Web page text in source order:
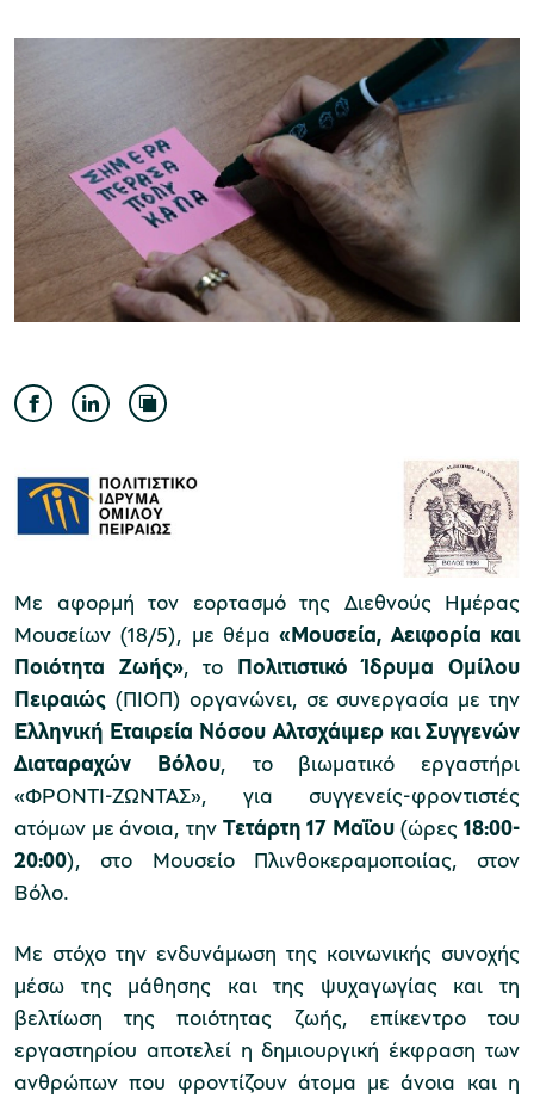
Μουσείο Ελιάς και Ελληνικού Λαδιού
Μουσείο Βιομηχανικής Ελαιουργίας
Λέσβου
Μουσείο Πλινθοκεραμοποιίας N. & Σ.
Τσαλαπάτα
Μουσείο Μαρμαροτεχνίας
Μουσείο Περιβάλλοντος Στυμφαλίας
Μουσείο Μαστίχας Χίου
Μουσείο Αργυροτεχνίας
Με αφορμή τον εορτασμό της Διεθνούς Ημέρας
Μουσείων (18/5), με θέμα«Μουσεία, Αειφορία και
Ποιότητα Ζωής», το Πολιτιστικό Ίδρυμα Ομίλου
Πειραιώς (ΠΙΟΠ) οργανώνει, σε συνεργασία με την
Ελληνική Εταιρεία Νόσου Αλτσχάιμερ και Συγγενών
Διαταραχών Βόλου, το βιωματικό εργαστήρι
«ΦΡΟΝΤΙ-ΖΩΝΤΑΣ», για συγγενείς-φροντιστές
ατόμων με άνοια, την Τετάρτη 17 Μαΐου(ώρες 18:00-
20:00), στο Μουσείο Πλινθοκεραμοποιίας, στον
Βόλο.
Με στόχο την ενδυνάμωση της κοινωνικής συνοχής
μέσω της μάθησης και της ψυχαγωγίας και τη
βελτίωση της ποιότητας ζωής, επίκεντρο του
εργαστηρίου αποτελεί η δημιουργική έκφραση των
ανθρώπων που φροντίζουν άτομα με άνοια και η